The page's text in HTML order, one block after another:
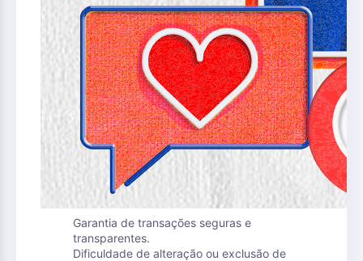
Garantia de transações seguras e
transparentes.
Dificuldade de alteração ou exclusão de